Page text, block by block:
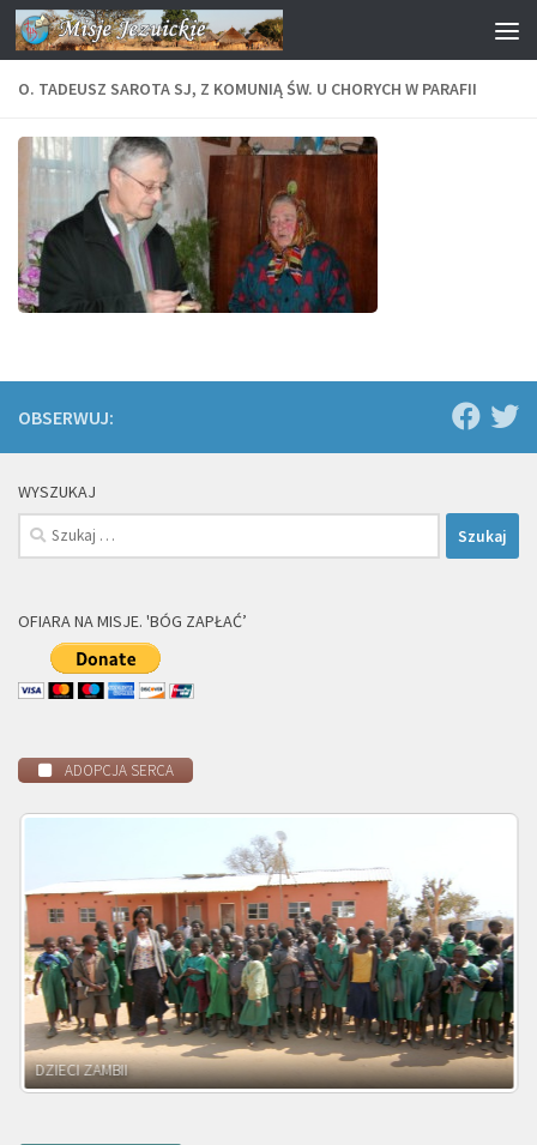
Przejdź do treści
O. TADEUSZ SAROTA SJ, Z KOMUNIĄ ŚW. U CHORYCH W PARAFII
OBSERWUJ:
WYSZUKAJ
Szukaj:
OFIARA NA MISJE. 'BÓG ZAPŁAĆ’
ADOPCJA SERCA
DZIECI ZAMBII